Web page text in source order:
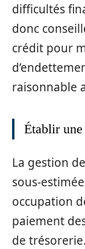
difficultés
donc
crédit pour
raisonnable
Établir
La gestion
sous-
occupation
paiement
de